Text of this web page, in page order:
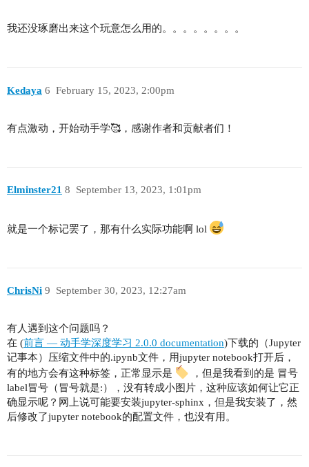
我还没琢磨出来这个玩意怎么用的。。。。。。。。
Kedaya February 15, 2023, 2:00pm
6
有点激动，开始动手学🥰，感谢作者和贡献者们！
Elminster21 September 13, 2023, 1:01pm
8
就是一个标记罢了，那有什么实际功能啊 lol
ChrisNi September 30, 2023, 12:27am
9
有人遇到这个问题吗？
在 (前言 — 动手学深度学习 2.0.0 documentation)下载的（Jupyter
记事本）压缩文件中的.ipynb文件，用jupyter notebook打开后，
有的地方会有这种标签，正常显示是
，但是我看到的是 冒号
label冒号（冒号就是:），没有转成小图片，这种应该如何让它正
确显示呢？网上说可能要安装jupyter-sphinx，但是我安装了，然
后修改了jupyter notebook的配置文件，也没有用。